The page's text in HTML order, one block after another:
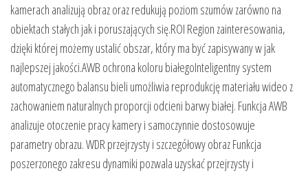
kamerach analizują obraz oraz redukują poziom szumów zarówno na
obiektach stałych jak i poruszających się.ROI Region zainteresowania,
dzięki której możemy ustalić obszar, który ma być zapisywany w jak
najlepszej jakości.AWB ochrona koloru białegoInteligentny system
automatycznego balansu bieli umożliwia reprodukcję materiału wideo z
zachowaniem naturalnych proporcji odcieni barwy białej. Funkcja AWB
analizuje otoczenie pracy kamery i samoczynnie dostosowuje
parametry obrazu. WDR przejrzysty i szczegółowy obraz Funkcja
poszerzonego zakresu dynamiki pozwala uzyskać przejrzysty i